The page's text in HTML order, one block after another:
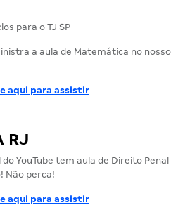
para o TJ SP
a aula de Matemática no nosso
aqui para assistir
RJ
YouTube tem aula de Direito Penal
Não perca!
aqui para assistir